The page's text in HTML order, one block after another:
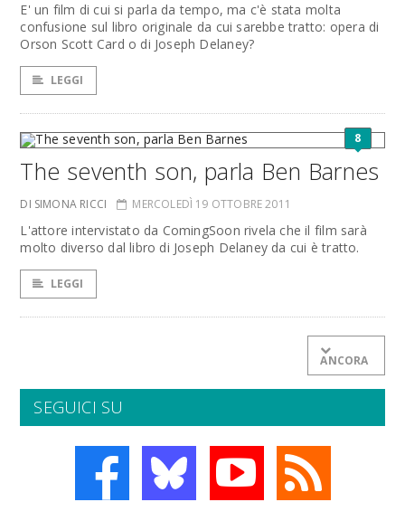
E' un film di cui si parla da tempo, ma c'è stata molta
confusione sul libro originale da cui sarebbe tratto: opera di
Orson Scott Card o di Joseph Delaney?
LEGGI
8
The seventh son, parla Ben Barnes
DI SIMONA RICCI MERCOLEDÌ 19 OTTOBRE 2011
L'attore intervistato da ComingSoon rivela che il film sarà
molto diverso dal libro di Joseph Delaney da cui è tratto.
LEGGI
ANCORA
SEGUICI SU